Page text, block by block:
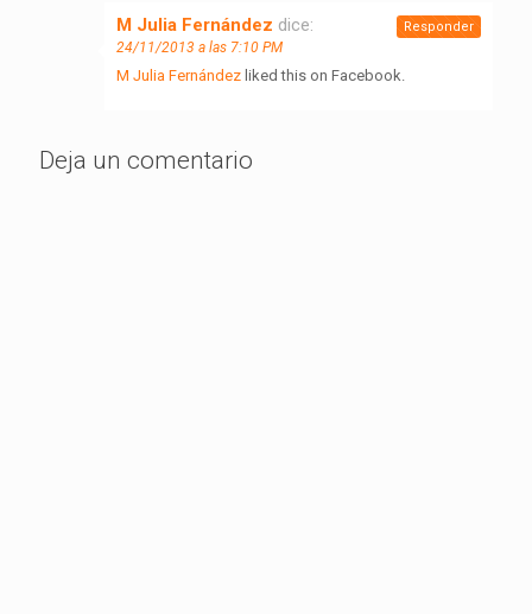
M Julia Fernández dice:
24/11/2013 a las 7:10 PM
M Julia Fernández liked this on Facebook.
Responder
Deja un comentario